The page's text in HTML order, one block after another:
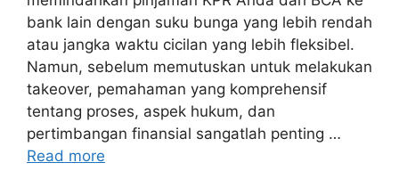
bank lain dengan suku bunga yang lebih rendah
atau jangka waktu cicilan yang lebih fleksibel.
Namun, sebelum memutuskan untuk melakukan
takeover, pemahaman yang komprehensif
tentang proses, aspek hukum, dan
pertimbangan finansial sangatlah penting …
Read more